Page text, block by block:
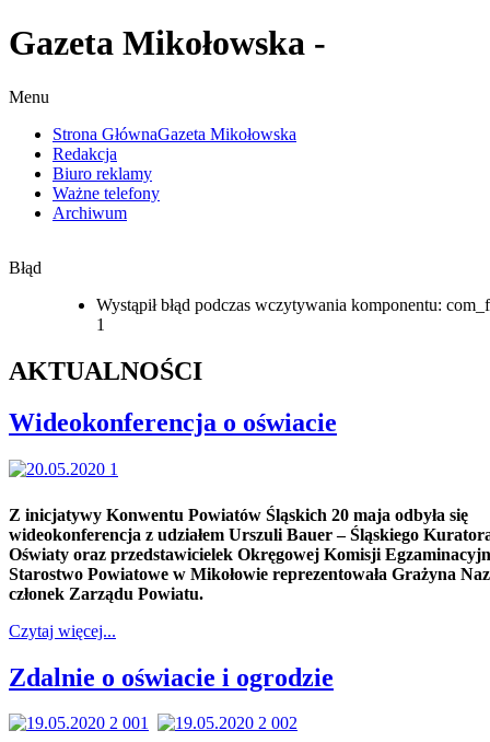
Gazeta Mikołowska -
Menu
Strona GłównaGazeta Mikołowska
Redakcja
Biuro reklamy
Ważne telefony
Archiwum
Błąd
Wystąpił błąd podczas wczytywania komponentu:
1
AKTUALNOŚCI
Wideokonferencja o oświacie
Z inicjatywy Konwentu Powiatów Śląskich 20 maja odbyła się
wideokonferencja z udziałem Urszuli Bauer – Śląskiego
Oświaty oraz przedstawicielek Okręgowej Komisji
Starostwo Powiatowe w Mikołowie reprezentowała Grażyna
członek Zarządu Powiatu.
Czytaj więcej...
Zdalnie o oświacie i ogrodzie